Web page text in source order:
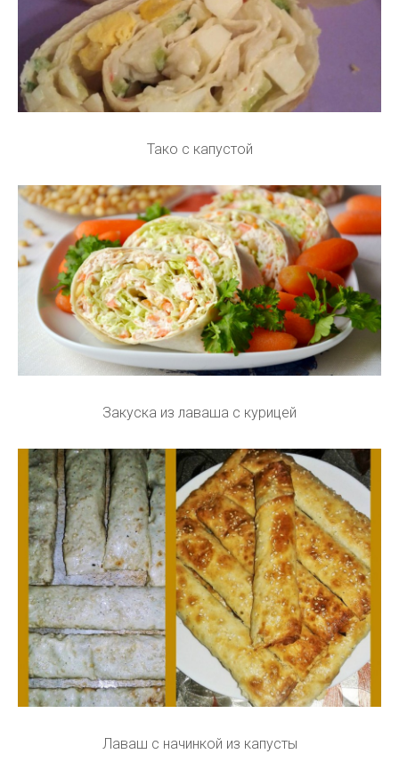
Тако с капустой
Закуска из лаваша с курицей
Лаваш с начинкой из капусты